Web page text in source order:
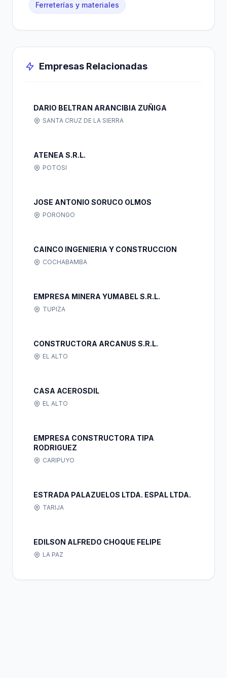
Ferreterías y materiales
Empresas Relacionadas
DARIO BELTRAN ARANCIBIA ZUÑIGA
SANTA CRUZ DE LA SIERRA
ATENEA S.R.L.
POTOSI
JOSE ANTONIO SORUCO OLMOS
PORONGO
CAINCO INGENIERIA Y CONSTRUCCION
COCHABAMBA
EMPRESA MINERA YUMABEL S.R.L.
TUPIZA
CONSTRUCTORA ARCANUS S.R.L.
EL ALTO
CASA ACEROSDIL
EL ALTO
EMPRESA CONSTRUCTORA TIPA
RODRIGUEZ
CARIPUYO
ESTRADA PALAZUELOS LTDA. ESPAL LTDA.
TARIJA
EDILSON ALFREDO CHOQUE FELIPE
LA PAZ